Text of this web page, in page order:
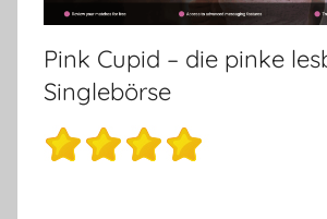
Pink Cupid – die pinke
Singlebörse